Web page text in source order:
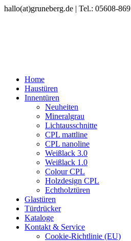
hallo(at)gruneberg.de | Tel.: 05608-869
Home
Haustüren
Innentüren
Neuheiten
Mineralgrau
Lichtausschnitte
CPL mattline
CPL nanoline
Weißlack 3.0
Weißlack 1.0
Colour CPL
Holzdesign CPL
Echtholztüren
Glastüren
Türdrücker
Kataloge
Kontakt & Service
Cookie-Richtlinie (EU)